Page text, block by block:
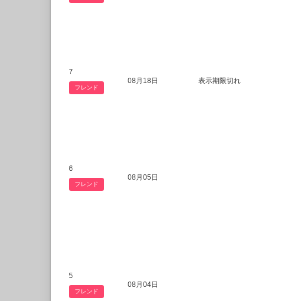
7
フレンド
08月18日 表示期限切れ
6
フレンド
08月05日
5
フレンド
08月04日